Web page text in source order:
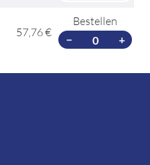
57,76 €
Bestellen
− +